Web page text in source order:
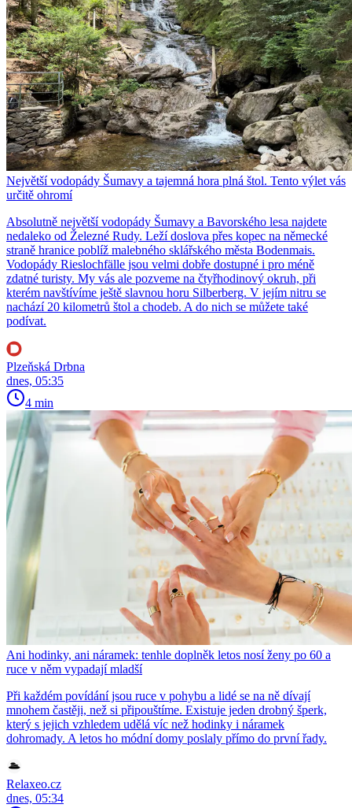
Největší vodopády Šumavy a tajemná hora plná štol. Tento výlet vás
určitě ohromí
Absolutně největší vodopády Šumavy a Bavorského lesa najdete
nedaleko od Železné Rudy. Leží doslova přes kopec na německé
straně hranice poblíž malebného sklářského města Bodenmais.
Vodopády Rieslochfälle jsou velmi dobře dostupné i pro méně
zdatné turisty. My vás ale pozveme na čtyřhodinový okruh, při
kterém navštívíme ještě slavnou horu Silberberg. V jejím nitru se
nachází 20 kilometrů štol a chodeb. A do nich se můžete také
podívat.
Plzeňská Drbna
dnes, 05:35
4 min
Ani hodinky, ani náramek: tenhle doplněk letos nosí ženy po 60 a
ruce v něm vypadají mladší
Při každém povídání jsou ruce v pohybu a lidé se na ně dívají
mnohem častěji, než si připouštíme. Existuje jeden drobný šperk,
který s jejich vzhledem udělá víc než hodinky i náramek
dohromady. A letos ho módní domy poslaly přímo do první řady.
Relaxeo.cz
dnes, 05:34